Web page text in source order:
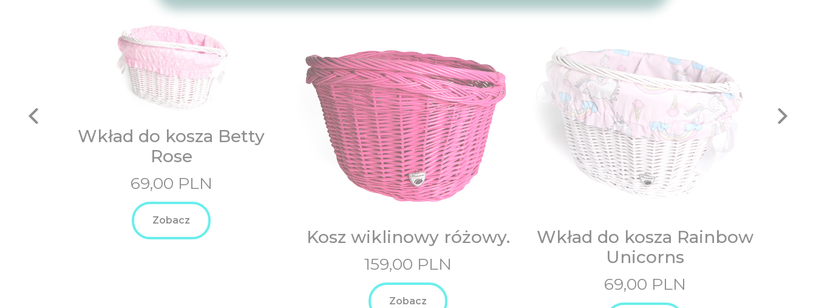
Wkład do kosza Betty
Rose
69,00 PLN
Zobacz
Kosz wiklinowy różowy.
159,00 PLN
Zobacz
Wkład do kosza Rainbow
Unicorns
69,00 PLN